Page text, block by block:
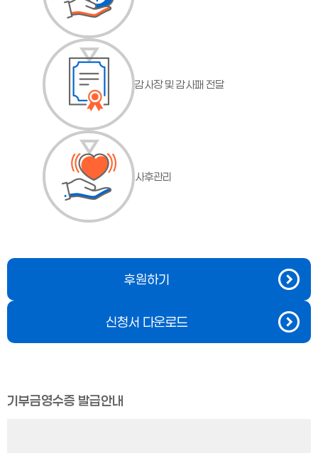
감사장 및 감사패 전달
사후관리
후원하기
신청서 다운로드
기부금영수증 발급안내